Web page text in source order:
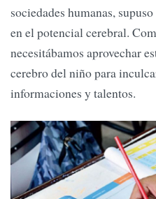
sociedades humanas,
en el potencial cerebral.
necesitábamos aprovechar
cerebro del niño para
informaciones y talentos.